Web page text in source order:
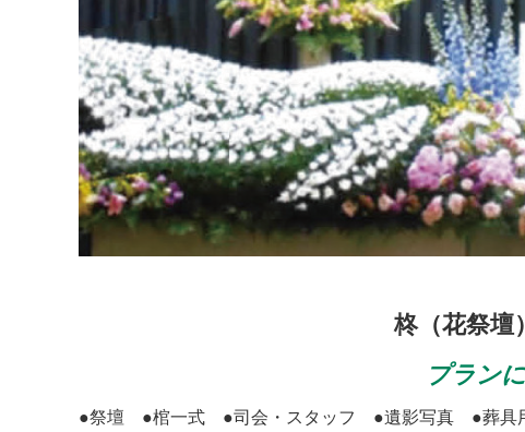
柊（花祭壇
プラン
●祭壇 ●棺一式 ●司会・スタッフ ●遺影写真 ●葬具